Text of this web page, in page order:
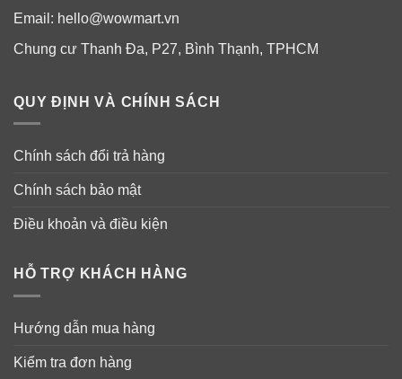
Email: hello@wowmart.vn
Chung cư Thanh Đa, P27, Bình Thạnh, TPHCM
QUY ĐỊNH VÀ CHÍNH SÁCH
Chính sách đổi trả hàng
Chính sách bảo mật
Điều khoản và điều kiện
HỖ TRỢ KHÁCH HÀNG
Hướng dẫn mua hàng
Kiểm tra đơn hàng